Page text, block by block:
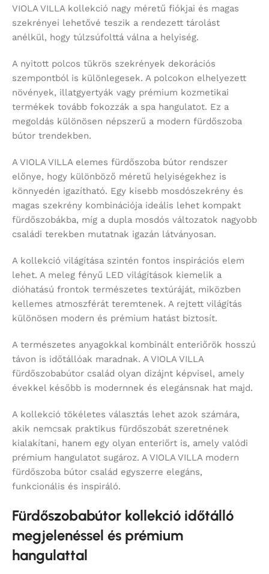
VIOLA VILLA kollekció nagy méretű fiókjai és magas
szekrényei lehetővé teszik a rendezett tárolást
anélkül, hogy túlzsúfolttá válna a helyiség.
A nyitott polcos tükrös szekrények dekorációs
szempontból is különlegesek. A polcokon elhelyezett
növények, illatgyertyák vagy prémium kozmetikai
termékek tovább fokozzák a spa hangulatot. Ez a
megoldás különösen népszerű a modern fürdőszoba
bútor trendekben.
A VIOLA VILLA elemes fürdőszoba bútor rendszer
előnye, hogy különböző méretű helyiségekhez is
könnyedén igazítható. Egy kisebb mosdószekrény és
magas szekrény kombinációja ideális lehet kompakt
fürdőszobákba, míg a dupla mosdós változatok nagyobb
családi terekben mutatnak igazán látványosan.
A kollekció világítása szintén fontos inspirációs elem
lehet. A meleg fényű LED világítások kiemelik a
dióhatású frontok természetes textúráját, miközben
kellemes atmoszférát teremtenek. A rejtett világítás
különösen modern és prémium hatást biztosít.
A természetes anyagokkal kombinált enteriőrök hosszú
távon is időtállóak maradnak. A VIOLA VILLA
fürdőszobabútor család olyan dizájnt képvisel, amely
évekkel később is modernnek és elegánsnak hat majd.
A kollekció tökéletes választás lehet azok számára,
akik nemcsak praktikus fürdőszobát szeretnének
kialakítani, hanem egy olyan enteriőrt is, amely valódi
prémium hangulatot sugároz. A VIOLA VILLA modern
fürdőszoba bútor család egyszerre elegáns,
funkcionális és inspiráló.
Fürdőszobabútor kollekció időtálló
megjelenéssel és prémium
hangulattal